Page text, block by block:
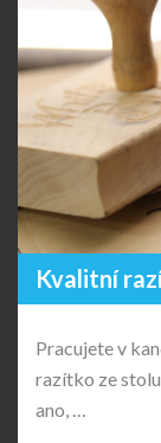
Kvalitní
Pracujete v
razítko ze
ano, …